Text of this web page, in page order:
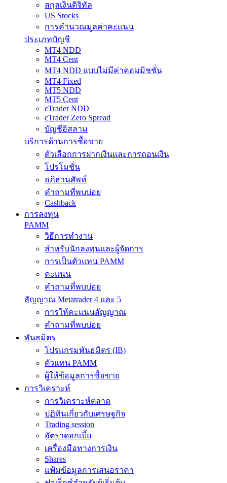
สกุลเงินดิจิทัล
US Stocks
การคำนวณมูลค่าคะแนน
ประเภทบัญชี
MT4 NDD
MT4 Cent
MT4 NDD แบบไม่มีค่าคอมมิชชั่น
MT4 Fixed
MT5 NDD
MT5 Cent
cTrader NDD
cTrader Zero Spread
บัญชีอิสลาม
บริการด้านการซื้อขาย
ตัวเลือกการฝากเงินและการถอนเงิน
โปรโมชั่น
อภิธานศัพท์
คำถามที่พบบ่อย
Cashback
การลงทุน
PAMM
วิธีการทำงาน
สำหรับนักลงทุนและผู้จัดการ
การเป็นตัวแทน PAMM
คะแนน
คำถามที่พบบ่อย
สัญญาณ Metatrader 4 และ 5
การให้คะแนนสัญญาณ
คำถามที่พบบ่อย
พันธมิตร
โปรแกรมพันธมิตร (IB)
ตัวแทน PAMM
ผู้ให้ข้อมูลการซื้อขาย
การวิเคราะห์
การวิเคราะห์ตลาด
ปฏิทินเกี่ยวกับเศรษฐกิจ
Trading session
อัตราดอกเบี้ย
เครื่องมือทางการเงิน
Shares
แฟ้มข้อมูลการเสนอราคา